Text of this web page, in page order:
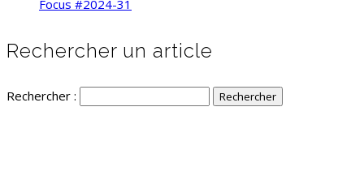
Focus #2024-31
Rechercher un article
Rechercher :